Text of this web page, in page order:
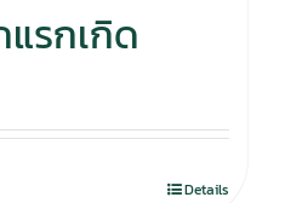
รกเกิด
Details